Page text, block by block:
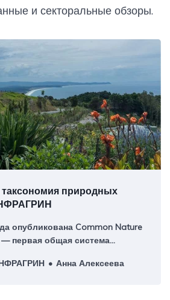
и секторальные обзоры.
природных
опубликована Common Nature
— первая общая система
Анна Алексеева